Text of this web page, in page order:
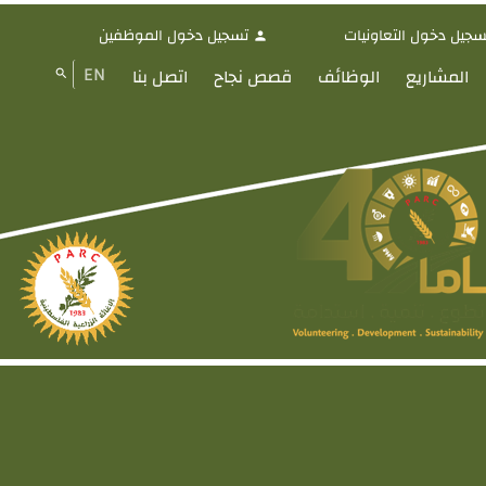
دخول التعاونيات person تسجيل دخول الموظفين
المشاريع الوظائف قصص نجاح اتصل بنا EN
search